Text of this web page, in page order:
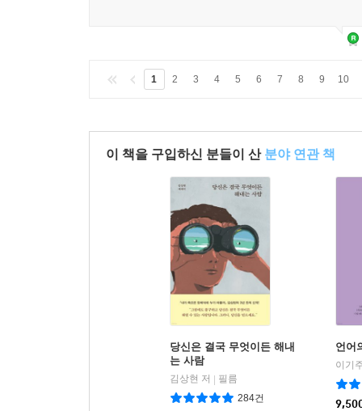
1 2 3 4 5 6 7 8 9 10
이 책을 구입하신 분들이 산 분야 연관 책
당신은 결국 무엇이든 해내
는 사람
김상현 저
필름
284건
언어
이기